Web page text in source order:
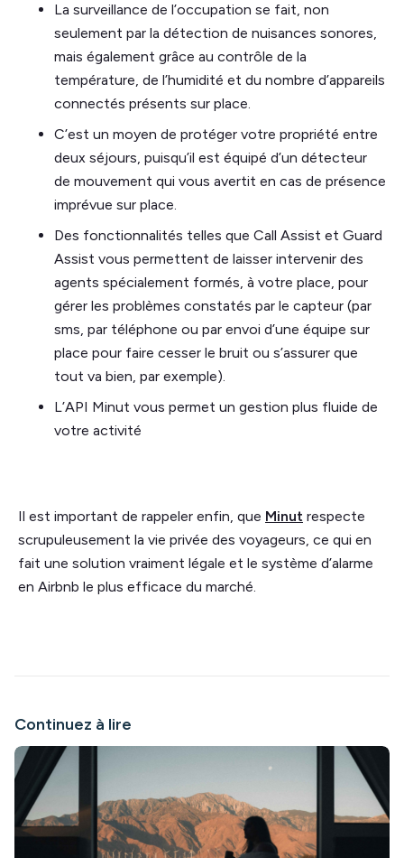
La surveillance de l’occupation se fait, non
seulement par la détection de nuisances sonores,
mais également grâce au contrôle de la
température, de l’humidité et du nombre d’appareils
connectés présents sur place.
C’est un moyen de protéger votre propriété entre
deux séjours, puisqu’il est équipé d’un détecteur
de mouvement qui vous avertit en cas de présence
imprévue sur place.
Des fonctionnalités telles que Call Assist et Guard
Assist vous permettent de laisser intervenir des
agents spécialement formés, à votre place, pour
gérer les problèmes constatés par le capteur (par
sms, par téléphone ou par envoi d’une équipe sur
place pour faire cesser le bruit ou s’assurer que
tout va bien, par exemple).
L’API Minut vous permet un gestion plus fluide de
votre activité
Il est important de rappeler enfin, que Minut respecte
scrupuleusement la vie privée des voyageurs, ce qui en
fait une solution vraiment légale et le système d’alarme
en Airbnb le plus efficace du marché.
Continuez à lire